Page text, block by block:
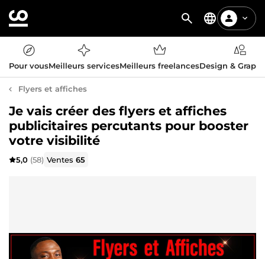
Pour vousMeilleurs servicesMeilleurs freelancesDesign &
Flyers et affiches
Je vais créer des flyers et affiches
publicitaires percutants pour booster
votre visibilité
5,0 (58) Ventes65